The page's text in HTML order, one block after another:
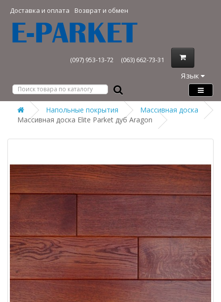
Доставка и оплата Возврат и обмен
(097) 953-13-72 (063) 662-73-31
Язык
Напольные покрытия
Массивная доска
Массивная доска Elite Parket дуб Aragon